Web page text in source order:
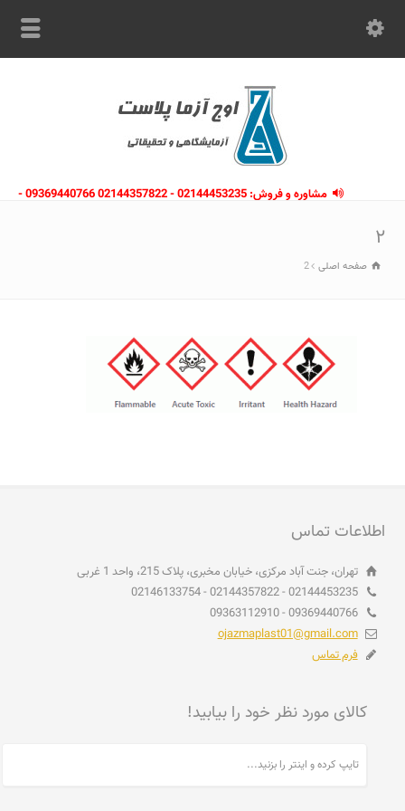
مشاوره و فروش: 02144453235 - 02144357822 09369440766 -
۲
صفحه اصلی 2
اطلاعات تماس
تهران، جنت آباد مرکزی، خیابان مخبری، پلاک 215، واحد 1 غربی
02144453235 - 02144357822 - 02146133754
09369440766 - 09363112910
ojazmaplast01@gmail.com
فرم تماس
کالای مورد نظر خود را بیابید!